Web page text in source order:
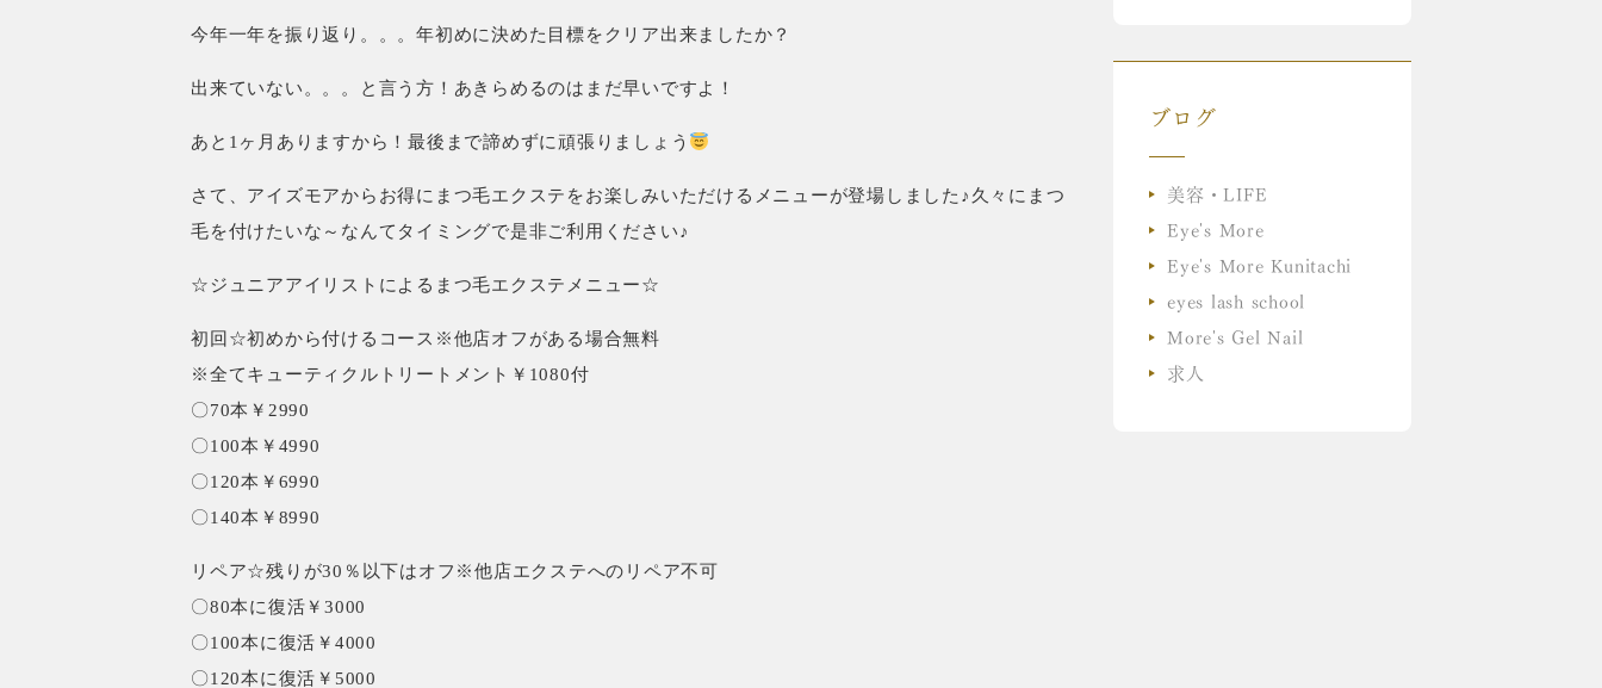
今年一年を振り返り。。。年初めに決めた目標をクリア出来ましたか？
出来ていない。。。と言う方！あきらめるのはまだ早いですよ！
あと1ヶ月ありますから！最後まで諦めずに頑張りましょう
さて、アイズモアからお得にまつ毛エクステをお楽しみいただけるメニューが登場しました♪久々にまつ
毛を付けたいな～なんてタイミングで是非ご利用ください♪
☆ジュニアアイリストによるまつ毛エクステメニュー☆
初回☆初めから付けるコース※他店オフがある場合無料
※全てキューティクルトリートメント￥1080付
〇70本￥2990
〇100本￥4990
〇120本￥6990
〇140本￥8990
リペア☆残りが30％以下はオフ※他店エクステへのリペア不可
〇80本に復活￥3000
〇100本に復活￥4000
〇120本に復活￥5000
ブログ
美容・LIFE
Eye's More
Eye's More Kunitachi
eyes lash school
More's Gel Nail
求人